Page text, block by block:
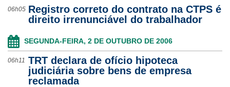
06h05 Registro correto do contrato na CTPS é
direito irrenunciável do trabalhador
SEGUNDA-FEIRA, 2 DE OUTUBRO DE 2006
06h11 TRT declara de ofício hipoteca
judiciária sobre bens de empresa
reclamada